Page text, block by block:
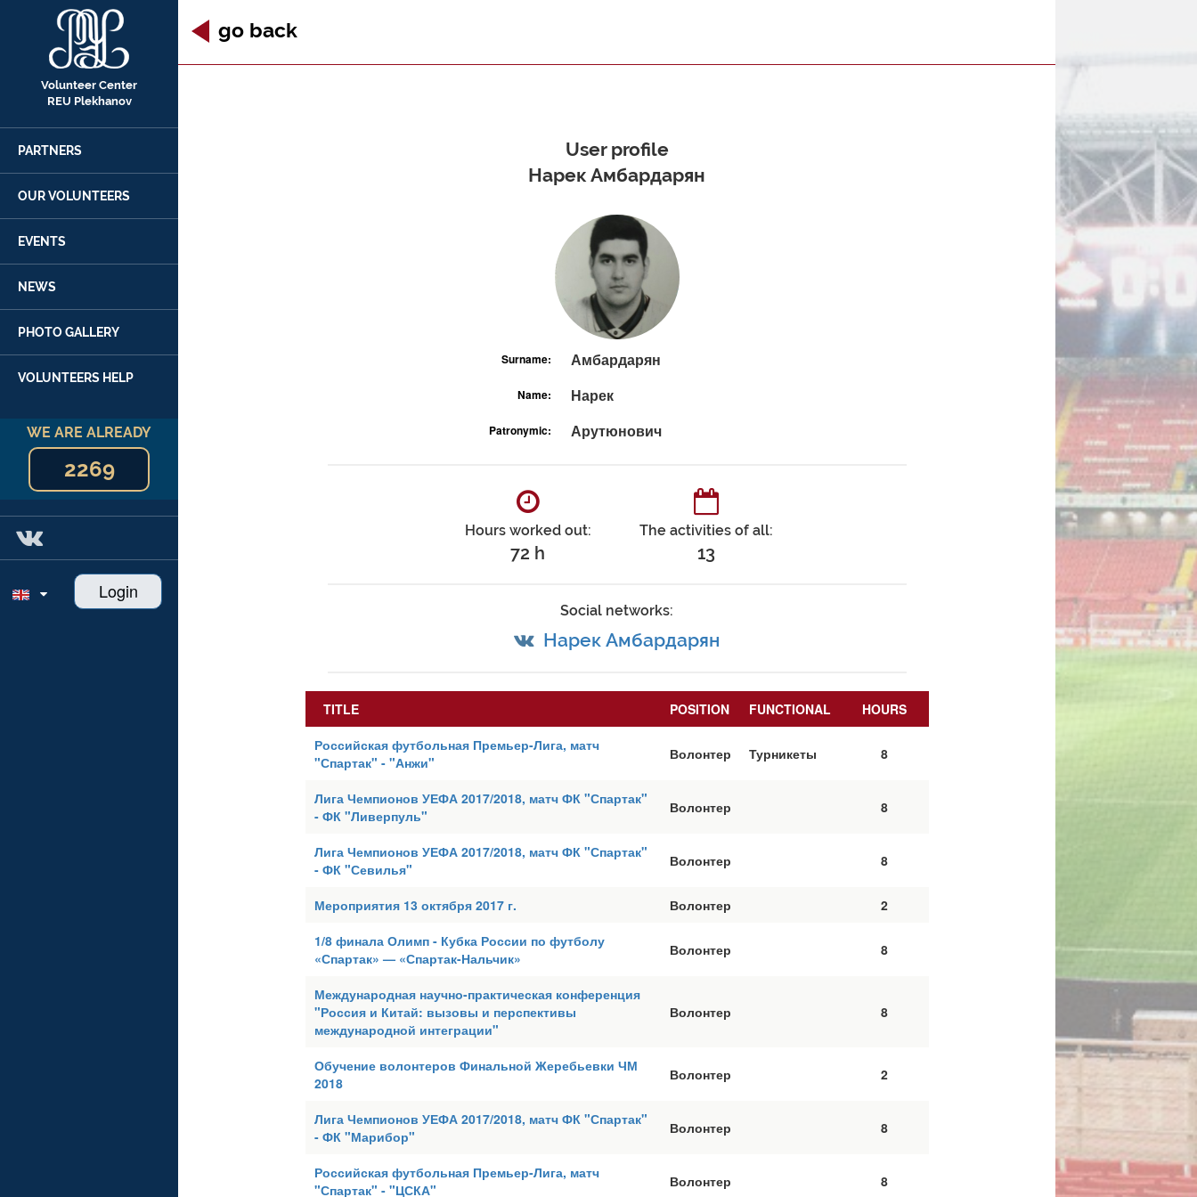
Volunteer Center
REU Plekhanov
PARTNERS
OUR VOLUNTEERS
EVENTS
NEWS
PHOTO GALLERY
VOLUNTEERS HELP
WE ARE ALREADY
2269
Login
go back
User profile
Нарек Амбардарян
Surname: Амбардарян
Name: Нарек
Patronymic: Арутюнович
Hours worked out:
72 h
The activities of all:
13
Social networks:
Нарек Амбардарян
TITLE POSITION FUNCTIONAL
HOURS
Российская футбольная Премьер-Лига, матч
"Спартак" - "Анжи"
Волонтер Турникеты 8
Лига Чемпионов УЕФА 2017/2018, матч ФК "Спартак"
- ФК "Ливерпуль"
Волонтер 8
Лига Чемпионов УЕФА 2017/2018, матч ФК "Спартак"
- ФК "Севилья"
Волонтер 8
Мероприятия 13 октября 2017 г. Волонтер
2
1/8 финала Олимп - Кубка России по футболу
«Спартак» — «Спартак-Нальчик»
Волонтер 8
Международная научно-практическая конференция
"Россия и Китай: вызовы и перспективы
международной интеграции"
Волонтер 8
Обучение волонтеров Финальной Жеребьевки ЧМ
2018
Волонтер 2
Лига Чемпионов УЕФА 2017/2018, матч ФК "Спартак"
- ФК "Марибор"
Волонтер 8
Российская футбольная Премьер-Лига, матч
"Спартак" - "ЦСКА"
Волонтер 8